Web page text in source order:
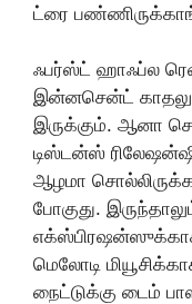
ட்ரை
ஃபர்ஸ்ட் ஹாஃப்ல
இன்னசென்ட்
இருக்கும். ஆனா
டிஸ்டன்ஸ்
ஆழமா
போகுது.
மெலோடி
நைட்டுக்கு டைம்